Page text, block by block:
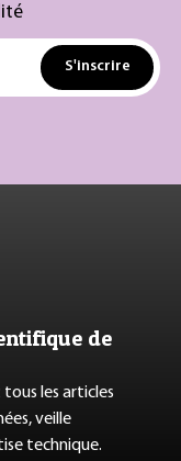
S'inscrire
de
les articles
veille
technique.